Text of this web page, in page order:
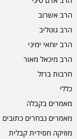
הרב אשרוב
הרב גוטליב
הרב יוחאי ימיני
הרב מיכאל מאור
חרבות ברזל
כללי
מאמרים בקבלה
מאמרים נבחרים כתובים
מוזיקה חסידית קבלית